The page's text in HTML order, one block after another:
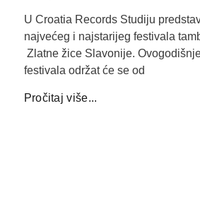
U Croatia Records Studiju
najvećeg i najstarijeg festivala
Zlatne žice Slavonije.
festivala održat će se od
Pročitaj više...